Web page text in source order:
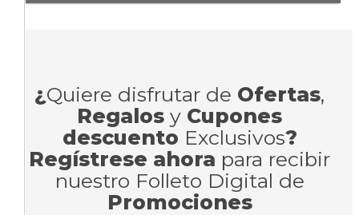
¿Quiere disfrutar de Ofertas,
Regalos y Cupones
descuento Exclusivos?
Regístrese ahora para recibir
nuestro Folleto Digital de
Promociones